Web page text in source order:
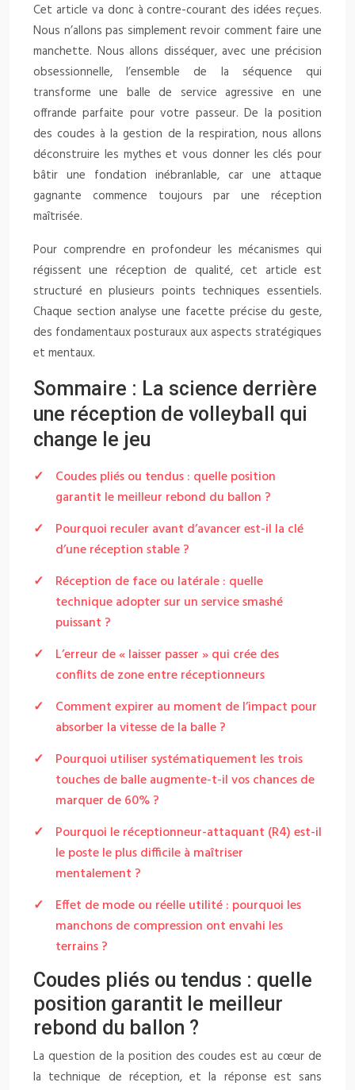
Cet article va donc à contre-courant des idées reçues.
Nous n’allons pas simplement revoir comment faire une
manchette. Nous allons disséquer, avec une précision
obsessionnelle, l’ensemble de la séquence qui
transforme une balle de service agressive en une
offrande parfaite pour votre passeur. De la position
des coudes à la gestion de la respiration, nous allons
déconstruire les mythes et vous donner les clés pour
bâtir une fondation inébranlable, car une attaque
gagnante commence toujours par une réception
maîtrisée.
Pour comprendre en profondeur les mécanismes qui
régissent une réception de qualité, cet article est
structuré en plusieurs points techniques essentiels.
Chaque section analyse une facette précise du geste,
des fondamentaux posturaux aux aspects stratégiques
et mentaux.
Sommaire : La science derrière
une réception de volleyball qui
change le jeu
Coudes pliés ou tendus : quelle position
garantit le meilleur rebond du ballon ?
Pourquoi reculer avant d’avancer est-il la clé
d’une réception stable ?
Réception de face ou latérale : quelle
technique adopter sur un service smashé
puissant ?
L’erreur de « laisser passer » qui crée des
conflits de zone entre réceptionneurs
Comment expirer au moment de l’impact pour
absorber la vitesse de la balle ?
Pourquoi utiliser systématiquement les trois
touches de balle augmente-t-il vos chances de
marquer de 60% ?
Pourquoi le réceptionneur-attaquant (R4) est-il
le poste le plus difficile à maîtriser
mentalement ?
Effet de mode ou réelle utilité : pourquoi les
manchons de compression ont envahi les
terrains ?
Coudes pliés ou tendus : quelle
position garantit le meilleur
rebond du ballon ?
La question de la position des coudes est au cœur de
la technique de réception, et la réponse est sans